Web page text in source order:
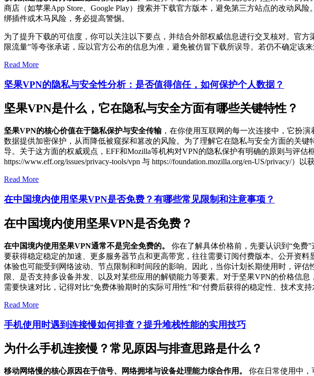
商店（如苹果App Store、Google Play）搜索并下载官方版本，避免第三方站点的改动风
绑插件或木马风险，务必提高警惕。
为了提升下载的可信度，你可以关注以下要点，并结合外部权威信息进行交叉核对。官
限流量”等夸张承诺，应以官方公布的信息为准，避免被仿冒下载所误导。若仍不确定该
Read More
坚果VPN的隐私与安全性分析：是否值得信任，如何保护个人数据？
坚果VPN是什么，它在隐私与安全方面有哪些关键特性？
坚果VPN的核心价值在于隐私保护与安全传输，在你使用互联网的每一次连接中，它扮
数据提供加密保护，从而降低被窥探和篡改的风险。为了理解它在隐私与安全方面的关
导。关于这方面的权威观点，EFF和Mozilla等机构对VPN的隐私保护有明确的原则与评
https://www.eff.org/issues/privacy-tools/vpn 与 https://foundation.mozilla.org/en-US/privacy/）以
Read More
在中国境内使用坚果VPN是否免费？有哪些常见限制和注意事项？
在中国境内使用坚果VPN是否免费？
在中国境内使用坚果VPN通常不是完全免费的。
你在了解具体价格前，先要认识到“免费
要获得稳定稳定的加速、更多服务器节点和更高带宽，往往需要订阅付费版本。公开资
体验也可能受到网络波动、节点限制和时间段的影响。因此，当你计划长期使用时，评
限、是否支持多设备并发、以及对某些应用的解锁能力等要素。对于坚果VPN的价格信
需要快速对比，记得对比“免费体验期时的实际可用性”和“付费后获得的稳定性、技术支持
Read More
手机使用时遇到连接慢如何排查？提升堆栈性能的实用技巧
为什么手机连接慢？常见原因与排查思路是什么？
移动网络慢的核心原因在于信号、网络拥堵与设备处理能力综合作用。
你在日常使用中